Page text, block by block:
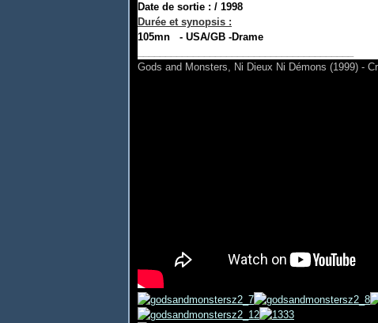
Date de sortie : / 1998
Durée et synopsis :
105mn - USA/GB -Drame
Gods and Monsters, Ni Dieux Ni Démons (1999) -